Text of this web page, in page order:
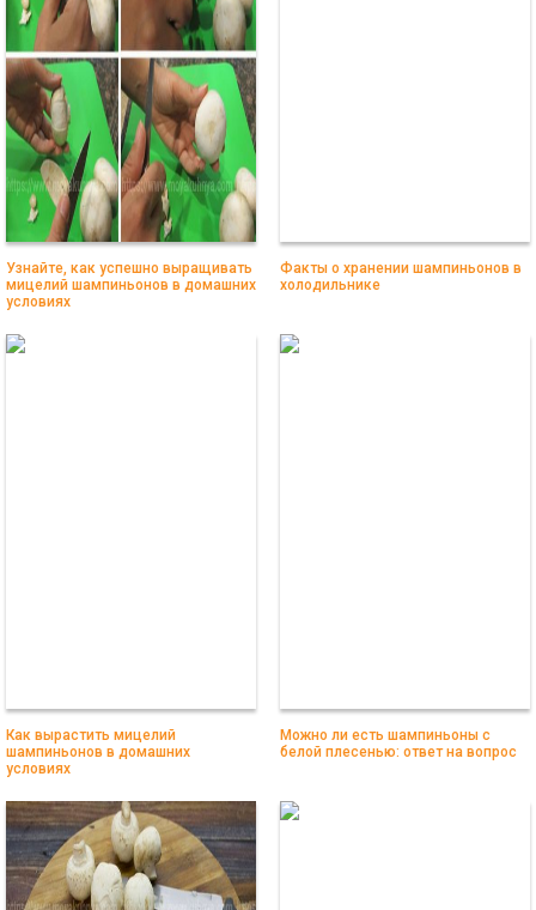
Узнайте, как успешно выращивать
мицелий шампиньонов в домашних
условиях
Факты о хранении шампиньонов в
холодильнике
Как вырастить мицелий
шампиньонов в домашних
условиях
Можно ли есть шампиньоны с
белой плесенью: ответ на вопрос